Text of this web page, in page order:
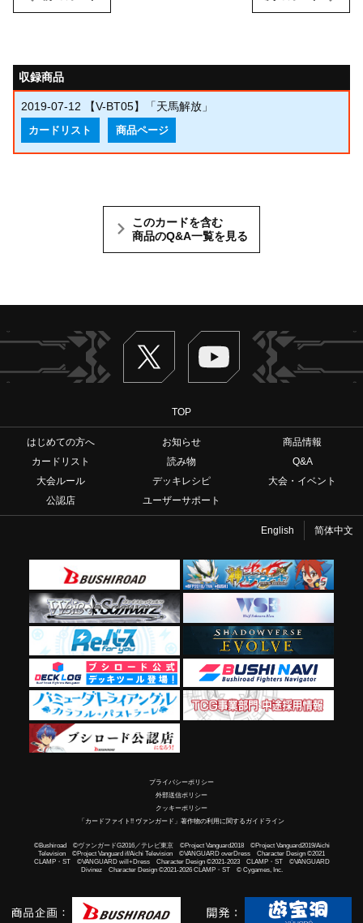
収録商品
2019-07-12 【V-BT05】「天馬解放」
カードリスト 商品ページ
このカードを含む
商品のQ&A一覧を見る
Twitter ヴァンガードch
TOP
はじめての方へ お知らせ
商品情報
カードリスト
読み物
Q&A
大会ルール
デッキレシピ
大会・イベント
公認店
ユーザーサポート
English 简体中文
プライバシーポリシー
外部送信ポリシー
クッキーポリシー
「カードファイト!! ヴァンガード」著作物の利用に関するガイドライン
©Bushiroad ©ヴァンガードG2016／テレビ東京 ©Project Vanguard2018 ©Project Vanguard2019/Aichi
Television ©Project Vanguard if/Aichi Television ©VANGUARD overDress Character Design ©2021
CLAMP・ST ©VANGUARD will+Dress Character Design ©2021-2023 CLAMP・ST ©VANGUARD
Divinez Character Design ©2021-2026 CLAMP・ST © Cygames, Inc.